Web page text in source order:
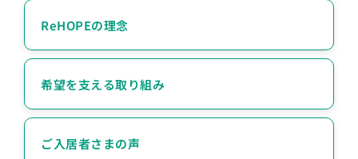
ReHOPEの理念
希望を支える取り組み
ご入居者さまの声